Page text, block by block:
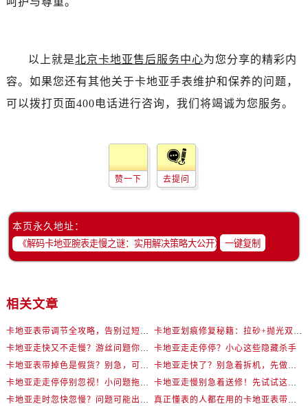
以上就是北京卡地亚售后服务中心为您分享的精彩内
容。如果您还有其他关于卡地亚手表维护和保养的问题，
可以拨打页面400电话进行咨询，我们将竭诚为您服务。
赞一下 去提问
本页永久地址：
一键复制
相关文章
卡地亚表带调节全攻略，告别过短烦恼
卡地亚划痕修复秘籍：拉砂+抛光双工艺还原如新
卡地亚走快又不走慢？游丝问题你了解多少？
卡地亚走走停停？小心这些隐藏杀手
卡地亚表带掉色是假货？别急，可能是这些日常习惯惹的祸
卡地亚走快了？别急着拆机，先做这一步
卡地亚走走停停别忽视！小问题拖成大修很烧钱
卡地亚走慢别急着送修！先试试这些方法
卡地亚走时忽快忽慢？问题可能出在你睡觉时！
真正懂表的人都在用的卡地亚表带调节技巧